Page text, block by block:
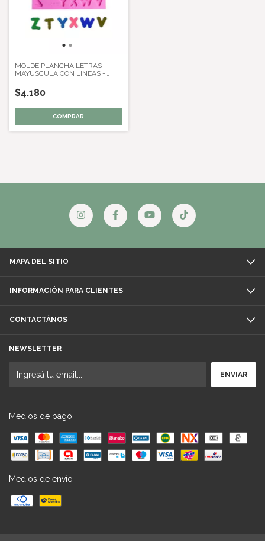
MOLDE PLANCHA LETRAS
MAYUSCULA CON LINEAS -
$4.180
MAPA DEL SITIO
INFORMACIÓN PARA CLIENTES
CONTACTÁNOS
NEWSLETTER
Medios de pago
Medios de envío